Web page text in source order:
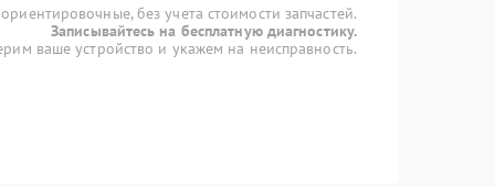
без учета стоимости запчастей.
Записывайтесь на бесплатную диагностику.
ваше устройство и укажем на неисправность.